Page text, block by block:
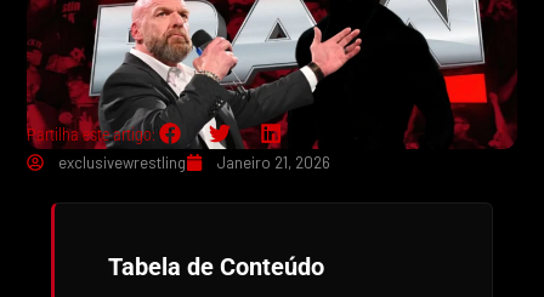
Partilha este artigo:
exclusivewrestling
Janeiro 21, 2026
Tabela de Conteúdo